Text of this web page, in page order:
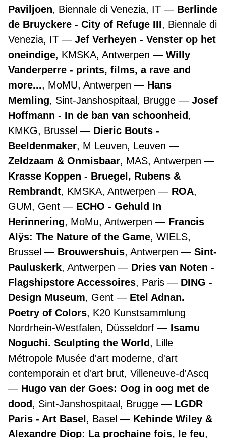
Paviljoen, Biennale di Venezia, IT
Berlinde
de Bruyckere - City of Refuge III, Biennale di
Venezia, IT
Jef Verheyen - Venster op het
oneindige, KMSKA, Antwerpen
Willy
Vanderperre - prints, films, a rave and
more..., MoMU, Antwerpen
Hans
Memling, Sint-Janshospitaal, Brugge
Josef
Hoffmann - In de ban van schoonheid,
KMKG, Brussel
Dieric Bouts -
Beeldenmaker, M Leuven, Leuven
Zeldzaam & Onmisbaar, MAS, Antwerpen
Krasse Koppen - Bruegel, Rubens &
Rembrandt, KMSKA, Antwerpen ROA,
GUM, Gent
ECHO - Gehuld In
Herinnering, MoMu, Antwerpen
Francis
Alÿs: The Nature of the Game, WIELS,
Brussel
Brouwershuis, Antwerpen
Sint-
Pauluskerk, Antwerpen
Dries van Noten -
Flagshipstore Accessoires, Paris
DING -
Design Museum, Gent
Etel Adnan.
Poetry of Colors, K20 Kunstsammlung
Nordrhein-Westfalen, Düsseldorf
Isamu
Noguchi. Sculpting the World, Lille
Métropole Musée d'art moderne, d'art
contemporain et d'art brut, Villeneuve-d'Ascq
Hugo van der Goes: Oog in oog met de
dood, Sint-Janshospitaal, Brugge
LGDR
Paris - Art Basel , Basel
Kehinde Wiley &
Alexandre Diop: La prochaine fois, le feu,